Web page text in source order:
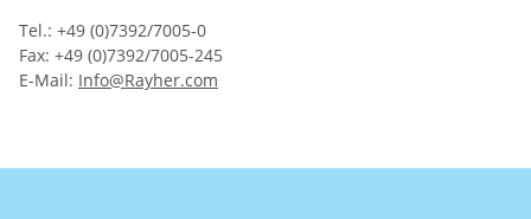
Tel.: +49 (0)7392/7005-0
Fax: +49 (0)7392/7005-245
E-Mail: Info@Rayher.com